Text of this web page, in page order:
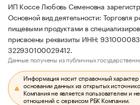
ИП Коссе Любовь Семеновна
Основной вид деятельности: Торговля
пищевыми продуктами в
присвоены реквизиты ИНН:
322930100029412.
Данные получены из публичных
Информация носит справочный
основании данных из открытых
Компания не является пользователем и
отношений с сервисом РБК Компании.